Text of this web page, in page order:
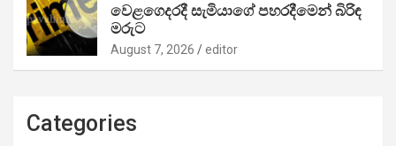
වෙළගෙදරදී සැමියාගේ පහරදීමෙන් බිරිඳ
මරුට
August 7, 2026 editor
Categories